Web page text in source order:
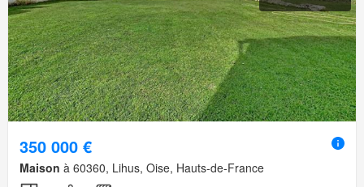
350 000 €
Maison à 60360, Lihus, Oise, Hauts-de-France